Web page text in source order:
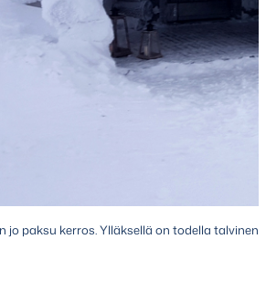
jo paksu kerros. Ylläksellä on todella talvinen